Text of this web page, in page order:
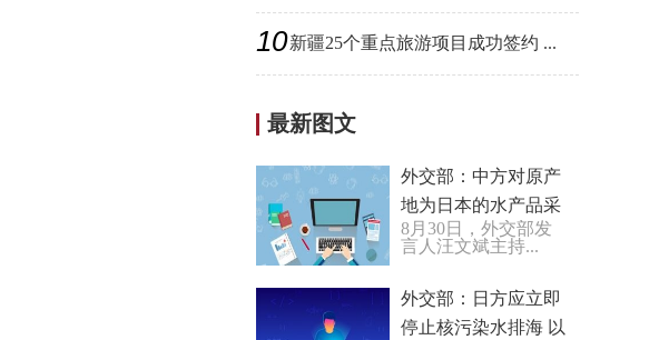
10新疆25个重点旅游项目成功签约 ...
最新图文
外交部：中方对原产
地为日本的水产品采
取紧急措施完全正当
8月30日，外交部发
言人汪文斌主持...
外交部：日方应立即
停止核污染水排海 以